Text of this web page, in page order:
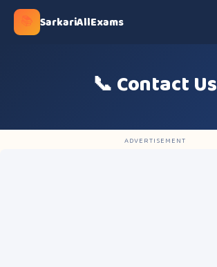
📚 SarkariAllExams
📞 Contact Us
ADVERTISEMENT